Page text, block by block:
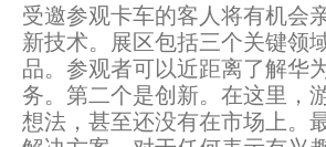
受邀参观卡车的客人将有机会
新技术。展区包括三个关键领
品。参观者可以近距离了解华
务。第二个是创新。在这里，
想法，甚至还没有在市场上。